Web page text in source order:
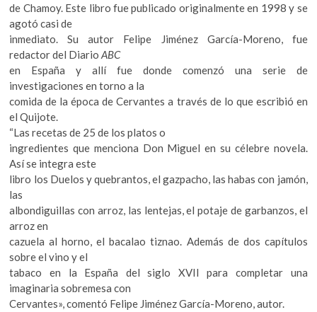
k
p
n
de Chamoy. Este libro fue publicado originalmente en 1998 y se
agotó casi de
inmediato. Su autor Felipe Jiménez García-Moreno, fue
redactor del DiarioABC
en España y allí fue donde comenzó una serie de
investigaciones en torno a la
comida de la época de Cervantes a través de lo que escribió en
el Quijote.
“Las recetas de 25 de los platos o
ingredientes que menciona Don Miguel en su célebre novela.
Así se integra este
libro los Duelos y quebrantos, el gazpacho, las habas con jamón,
las
albondiguillas con arroz, las lentejas, el potaje de garbanzos, el
arroz en
cazuela al horno, el bacalao tiznao. Además de dos capítulos
sobre el vino y el
tabaco en la España del siglo XVII para completar una
imaginaria sobremesa con
Cervantes», comentó Felipe Jiménez García-Moreno, autor.